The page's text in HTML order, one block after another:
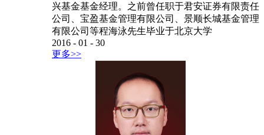
兴基金基金经理。之前曾任职于君安证券有限责任
公司、宝盈基金管理有限公司、景顺长城基金管理
有限公司等程海泳先生毕业于北京大学
2016 - 01 - 30
更多>>